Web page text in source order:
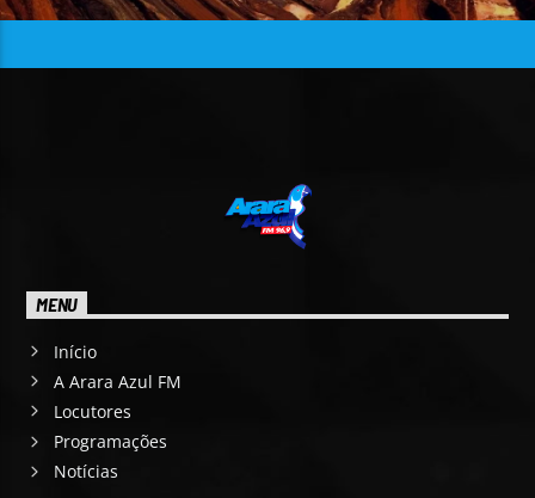
MENU
Início
A Arara Azul FM
Locutores
Programações
Notícias